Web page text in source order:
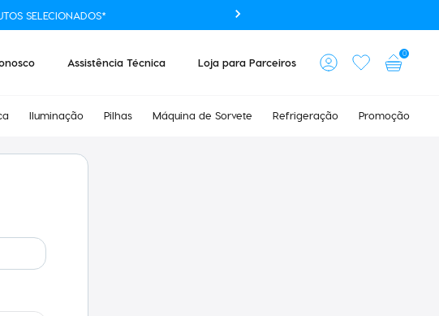
SELECIONADOS*
Assistência Técnica Loja para Parceiros
0
Iluminação Pilhas Máquina de Sorvete Refrigeração Promoção